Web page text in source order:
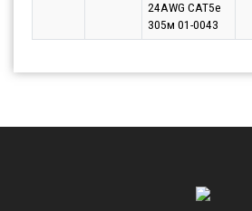
24AWG CAT5e
305м 01-0043